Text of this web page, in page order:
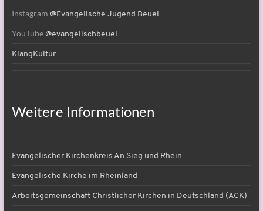
Instagram @Evangelische Jugend Beuel
YouTube @evangelischbeuel
KlangKultur
Weitere Informationen
Evangelischer Kirchenkreis An Sieg und Rhein
Evangelische Kirche im Rheinland
Arbeitsgemeinschaft Christlicher Kirchen in Deutschland (ACK)